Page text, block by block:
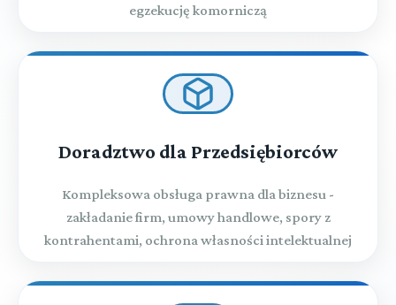
egzekucję komorniczą
Doradztwo dla Przedsiębiorców
Kompleksowa obsługa prawna dla biznesu -
zakładanie firm, umowy handlowe, spory z
kontrahentami, ochrona własności intelektualnej